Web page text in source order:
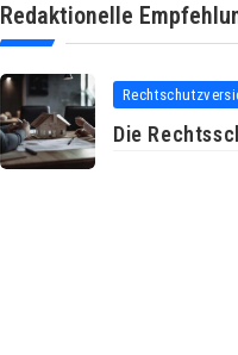
Redaktionelle
Die